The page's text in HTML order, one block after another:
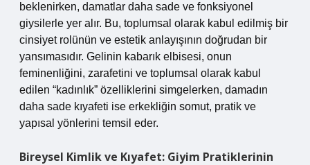
beklenirken, damatlar daha sade ve fonksiyonel
giysilerle yer alır. Bu, toplumsal olarak kabul edilmiş bir
cinsiyet rolünün ve estetik anlayışının doğrudan bir
yansımasıdır. Gelinin kabarık elbisesi, onun
feminenliğini, zarafetini ve toplumsal olarak kabul
edilen “kadınlık” özelliklerini simgelerken, damadın
daha sade kıyafeti ise erkekliğin somut, pratik ve
yapısal yönlerini temsil eder.
Bireysel Kimlik ve Kıyafet: Giyim Pratiklerinin